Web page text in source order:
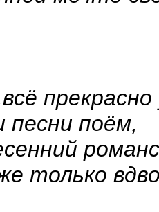
прекрасно
поём,
только